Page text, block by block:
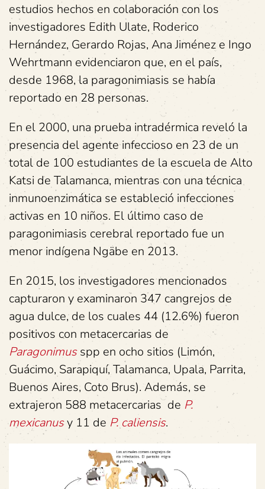
estudios hechos en colaboración con los
investigadores Edith Ulate, Roderico
Hernández, Gerardo Rojas, Ana Jiménez e Ingo
Wehrtmann evidenciaron que, en el país,
desde 1968, la paragonimiasis se había
reportado en 28 personas.
En el 2000, una prueba intradérmica reveló la
presencia del agente infeccioso en 23 de un
total de 100 estudiantes de la escuela de Alto
Katsi de Talamanca, mientras con una técnica
inmunoenzimática se estableció infecciones
activas en 10 niños. El último caso de
paragonimiasis cerebral reportado fue un
menor indígena Ngäbe en 2013.
En 2015, los investigadores mencionados
capturaron y examinaron 347 cangrejos de
agua dulce, de los cuales 44 (12.6%) fueron
positivos con metacercarias de
Paragonimusspp en ocho sitios (Limón,
Guácimo, Sarapiquí, Talamanca, Upala, Parrita,
Buenos Aires, Coto Brus). Además, se
extrajeron 588 metacercarias de P.
mexicanusy 11 de P. caliensis.